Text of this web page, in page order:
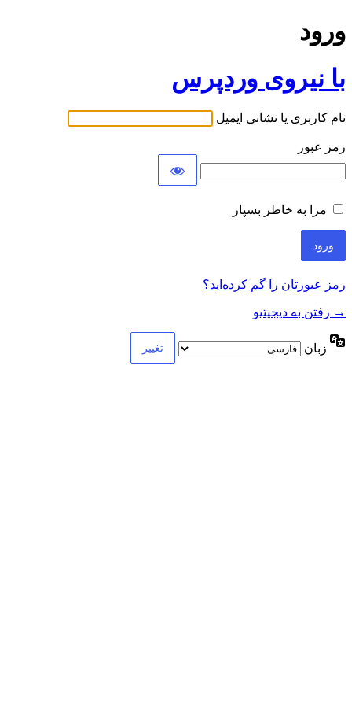
ورود
با نیروی وردپرس
نام کاربری یا نشانی ایمیل
رمز عبور
مرا به خاطر بسپار
رمز عبورتان را گم کرده‌اید؟
→ رفتن به دیجیتیو
زبان